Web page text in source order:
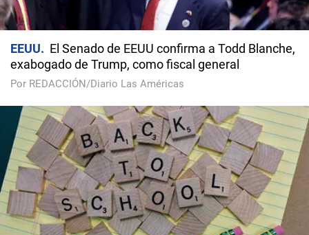
EEUU
El Senado de EEUU confirma a Todd Blanche,
exabogado de Trump, como fiscal general
Por REDACCIÓN/Diario Las Américas